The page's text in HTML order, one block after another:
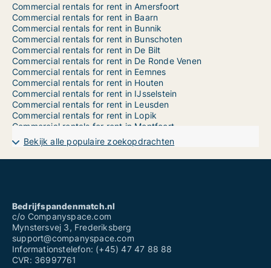
Commercial rentals for rent in Amersfoort
Commercial rentals for rent in Baarn
Commercial rentals for rent in Bunnik
Commercial rentals for rent in Bunschoten
Commercial rentals for rent in De Bilt
Commercial rentals for rent in De Ronde Venen
Commercial rentals for rent in Eemnes
Commercial rentals for rent in Houten
Commercial rentals for rent in IJsselstein
Commercial rentals for rent in Leusden
Commercial rentals for rent in Lopik
Commercial rentals for rent in Montfoort
Commercial rentals for rent in Nieuwegein
Commercial rentals for rent in Oudewater
Commercial rentals for rent in Renswoude
Commercial rentals for rent in Utrecht Binnenstad
Commercial rentals for rent in Utrecht Leidsche Rijn
Commercial rentals for rent in Utrecht Noord-Oost
Commercial rentals for rent in Utrecht Noord-West
Commercial rentals for rent in Utrecht Oost
Commercial rentals for rent in Utrecht Overvecht
Bekijk alle populaire zoekopdrachten
Bedrijfspandenmatch.nl
c/o Companyspace.com
Mynstersvej 3, Frederiksberg
support@companyspace.com
Informationstelefon: (+45) 47 47 88 88
CVR: 36997761